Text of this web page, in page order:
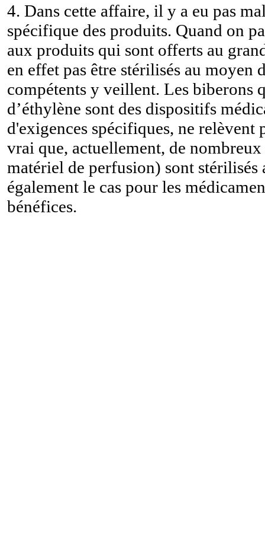
4. Dans cette affaire, il y a eu pas
spécifique des produits. Quand on
aux produits qui sont offerts au
en effet pas être stérilisés au moyen
compétents y veillent. Les biberons
d’éthylène sont des dispositifs
d'exigences spécifiques, ne relèvent
vrai que, actuellement, de
matériel de perfusion) sont stérilisés
également le cas pour les
bénéfices.